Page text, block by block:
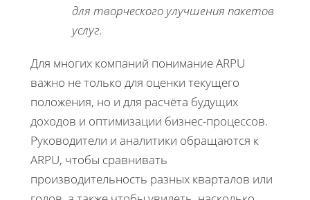
для творческого улучшения пакетов
услуг.
Для многих компаний понимание ARPU
важно не только для оценки текущего
положения, но и для расчёта будущих
доходов и оптимизации бизнес-процессов.
Руководители и аналитики обращаются к
ARPU, чтобы сравнивать
производительность разных кварталов или